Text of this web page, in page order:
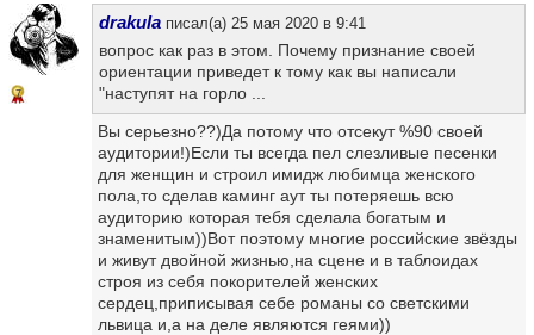
7
drakula писал(а) 25 мая 2020 в 9:41
вопрос как раз в этом. Почему признание своей
ориентации приведет к тому как вы написали
"наступят на горло ...
Вы серьезно??)Да потому что отсекут %90 своей
аудитории!)Если ты всегда пел слезливые песенки
для женщин и строил имидж любимца женского
пола,то сделав каминг аут ты потеряешь всю
аудиторию которая тебя сделала богатым и
знаменитым))Вот поэтому многие российские звёзды
и живут двойной жизнью,на сцене и в таблоидах
строя из себя покорителей женских
сердец,приписывая себе романы со светскими
львица и,а на деле являются геями))